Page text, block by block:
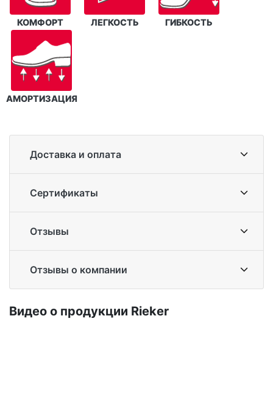
КОМФОРТ ЛЕГКОСТЬ ГИБКОСТЬ
АМОРТИЗАЦИЯ
Доставка и оплата
Сертификаты
Отзывы
Отзывы о компании
Ви­део о про­дук­ции Ri­eker